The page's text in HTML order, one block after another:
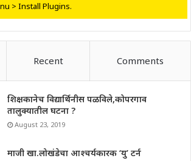
> Install Plugins.
Recent Comments
शिक्षकानेच विद्यार्थिनीस पळविले,कोपरगाव
तालुक्यातील घटना ?
August 23, 2019
माजी खा.लोखंडेचा आश्चर्यकारक ‘यु’ टर्न